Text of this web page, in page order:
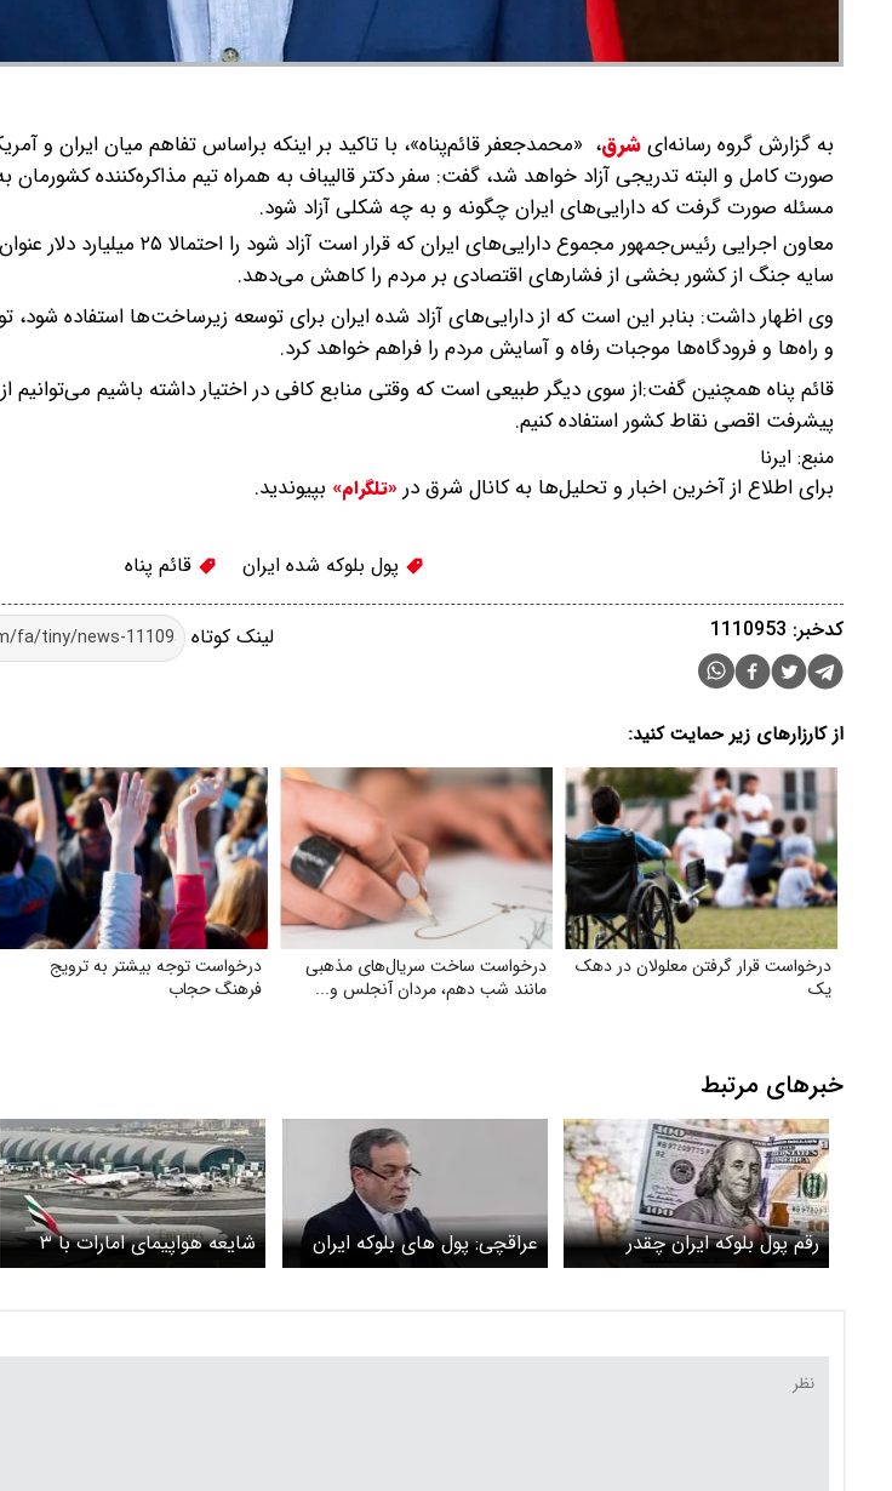
به گزارش گروه رسانه‌ایشرق، «محمدجعفر قائم‌پناه»، با تاکید بر اینکه براساس تفاهم میان ایران و
صورت کامل و البته تدریجی آزاد خواهد شد، گفت: سفر دکتر قالیباف به همراه تیم مذاکره‌کننده
مسئله صورت گرفت که دارایی‌های ایران چگونه و به چه شکلی آزاد شود.
معاون اجرایی رئیس‌جمهور مجموع دارایی‌های
سایه جنگ از کشور بخشی از فشارهای اقتصادی بر مردم را کاهش می‌دهد.
وی اظهار داشت: بنابر این است که از دارایی‌های آزاد شده ایران برای توسعه زیرساخت‌ها استفاده
و راه‌ها و فرودگاه‌ها موجبات رفاه و آسایش مردم را فراهم خواهد کرد.
قائم پناه همچنین گفت:‌از سوی دیگر طبیعی است که وقتی منابع کافی در اختیار داشته باشیم می‌توانیم
پیشرفت اقصی نقاط کشور استفاده کنیم.
منبع: ایرنا
برای اطلاع از آخرین اخبار و تحلیل‌ها به کانال شرق در «تلگرام» بپیوندید.
پول بلوکه شده ایران قائم پناه
لینک کوتاه کدخبر: 1110953
از کارزارهای زیر حمایت کنید:
درخواست قرار گرفتن معلولان در دهک
یک
درخواست ساخت سریال‌های مذهبی
مانند شب دهم، مردان آنجلس و...
درخواست توجه بیشتر به ترویج
فرهنگ حجاب
خبرهای مرتبط
رقم پول بلوکه ایران چقدر
است؟
عراقچی: پول های بلوکه ایران
آزاد می شود
شایعه هواپیمای امارات با ۳
میلیارد دلار نقد حقیقت دارد؟